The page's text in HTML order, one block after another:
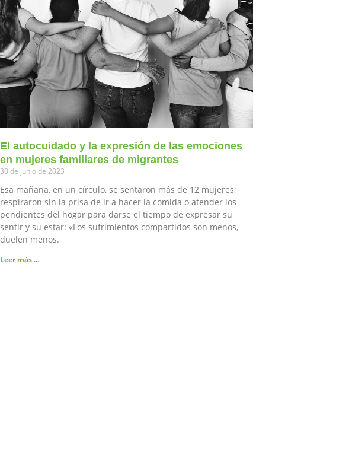
El autocuidado y la expresión de las emociones
en mujeres familiares de migrantes
30 de junio de 2023
Esa mañana, en un círculo, se sentaron más de 12 mujeres;
respiraron sin la prisa de ir a hacer la comida o atender los
pendientes del hogar para darse el tiempo de expresar su
sentir y su estar: «Los sufrimientos compartidos son menos,
duelen menos.
Leer más ...